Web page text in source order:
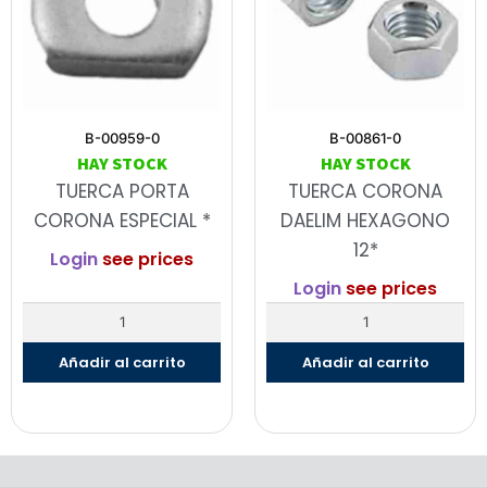
B-00959-0
HAY STOCK
TUERCA PORTA
CORONA ESPECIAL *
Login see prices
Añadir al carrito
B-00861-0
HAY STOCK
TUERCA CORONA
DAELIM HEXAGONO
12*
Login see prices
Añadir al carrito